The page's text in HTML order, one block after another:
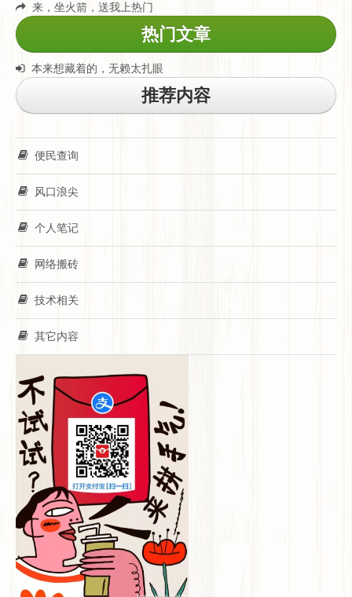
来，坐火箭，送我上热门
热门文章
本来想藏着的，无赖太扎眼
推荐内容
便民查询
风口浪尖
个人笔记
网络搬砖
技术相关
其它内容